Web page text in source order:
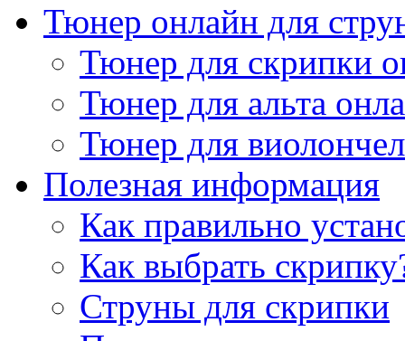
Тюнер онлайн для
Тюнер для скрипки
Тюнер для альта
Тюнер для
Полезная информация
Как правильно
Как выбрать
Струны для скрипки